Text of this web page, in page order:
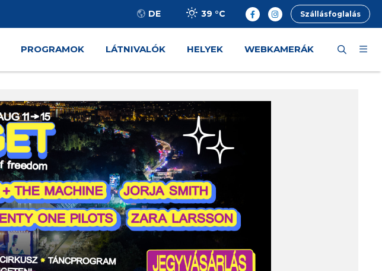
DE 39 °C Szállásfoglalás
PROGRAMOK LÁTNIVALÓK HELYEK WEBKAMERÁK